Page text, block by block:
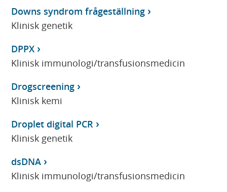
Downs syndrom frågeställning
Klinisk genetik
DPPX
Klinisk immunologi/transfusionsmedicin
Drogscreening
Klinisk kemi
Droplet digital PCR
Klinisk genetik
dsDNA
Klinisk immunologi/transfusionsmedicin